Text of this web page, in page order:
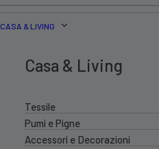
CASA & LIVING
Casa & Living
Tessile
Pumi e Pigne
Accessori e Decorazioni